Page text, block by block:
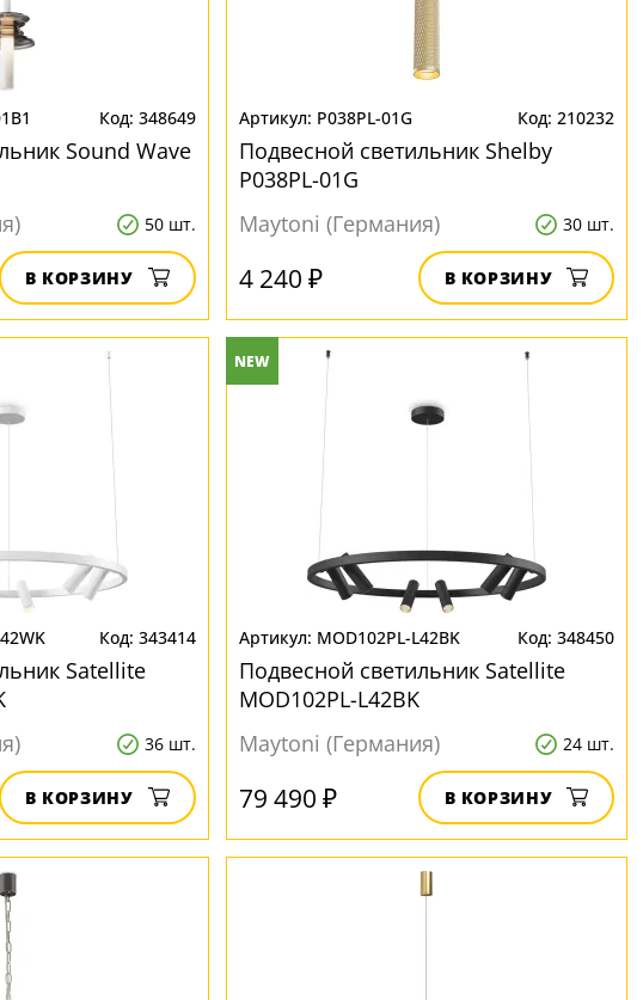
348649
Sound Wave
50 шт.
В КОРЗИНУ
P038PL-01G 210232
Подвесной светильник Shelby
P038PL-01G
Maytoni (Германия)
30 шт.
4 240 ₽ В КОРЗИНУ
343414
Satellite
36 шт.
В КОРЗИНУ
NEW
MOD102PL-L42BK 348450
Подвесной светильник Satellite
MOD102PL-L42BK
Maytoni (Германия)
24 шт.
79 490 ₽ В КОРЗИНУ